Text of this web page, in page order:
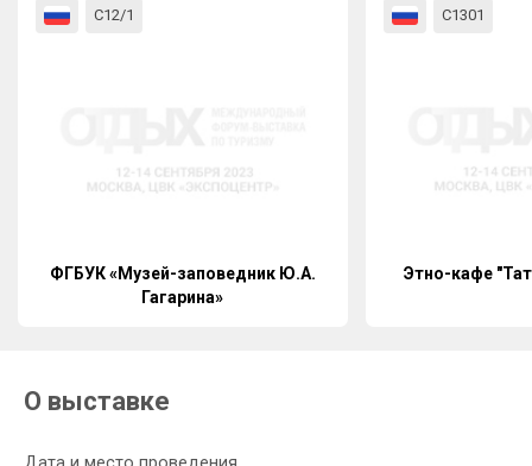
С12/1
ФГБУК «Музей-заповедник Ю.А.
Гагарина»
С1301
Этно-кафе
О выставке